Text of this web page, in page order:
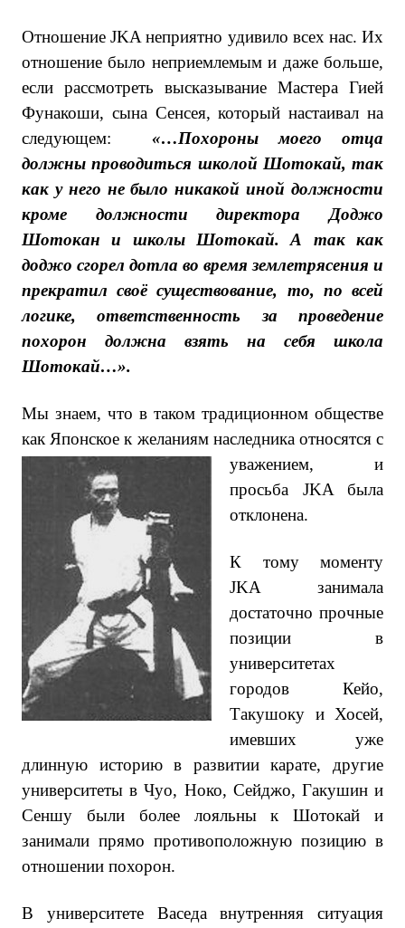
Отношение JKA неприятно удивило всех нас. Их
отношение было неприемлемым и даже больше,
если рассмотреть высказывание Мастера Гией
Фунакоши, сына Сенсея, который настаивал на
следующем: «…Похороны моего отца
должны проводиться школой Шотокай, так
как у него не было никакой иной должности
кроме должности директора Доджо
Шотокан и школы Шотокай. А так как
доджо сгорел дотла во время землетрясения и
прекратил своё существование, то, по всей
логике, ответственность за проведение
похорон должна взять на себя школа
Шотокай…».
Мы знаем, что в таком традиционном обществе
как Японское к желаниям наследника относятся с
уважением, и
просьба JKA была
отклонена.
К тому моменту
JKA занимала
достаточно прочные
позиции в
университетах
городов Кейо,
Такушоку и Хосей,
имевших уже
длинную историю в развитии карате, другие
университеты в Чуо, Ноко, Сейджо, Гакушин и
Сеншу были более лояльны к Шотокай и
занимали прямо противоположную позицию в
отношении похорон.
В университете Васеда внутренняя ситуация